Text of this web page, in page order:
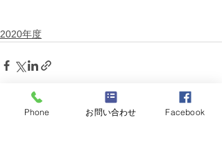
2020年度
Phone お問い合わせ Facebook